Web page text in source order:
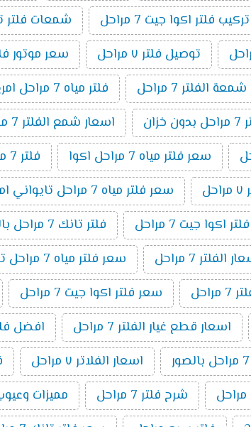
تركيب فلتر اكوا جيت 7 مراحل
شمعات فلتر تانك
توصيل فلتر ٧ مراحل
سعر موتور
الفلتر 7 مراحل
فلتر مياه 7 مراحل امريكي tornado
اسعار شمع الفلتر 7 مراحل تايواني
سعر فلتر مياه 7 مراحل اكوا
فلتر 7 مراحل تايواني
سعر فلتر مياه 7 مراحل تايواني امريكي 2019
فلتر اكوا جيت 7 مراحل
فلتر تانك 7 مراحل بالتقسيط
الفلتر 7 مراحل
سعر فلتر مياه 7 مراحل تايواني 2020
سعر فلتر اكوا جيت 7 مراحل
اسعار قطع غيار الفلتر 7 مراحل
افضل فلتر
اسعار الفلاتر ٧ مراحل
شرح فلتر 7 مراحل
مميزات وعيوب